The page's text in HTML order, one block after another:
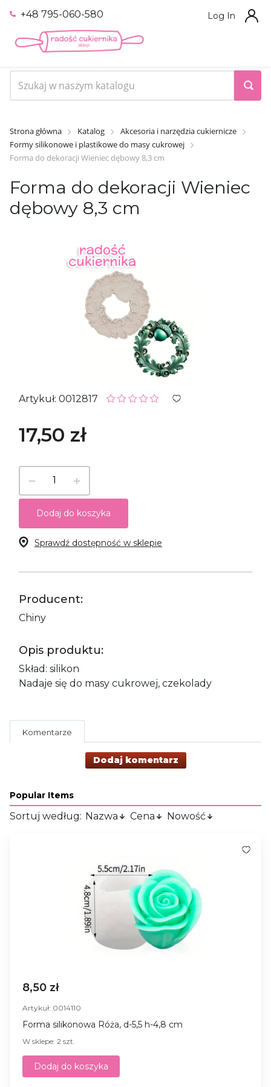
+48 795-060-580 Log In
Strona główna Katalog
Akcesoria i narzędzia cukiernicze
Formy silikonowe i plastikowe do masy cukrowej
Forma do dekoracji Wieniec dębowy 8,3 cm
Forma do dekoracji Wieniec
dębowy 8,3 cm
Artykuł: 0012817
17,50 zł
Dodaj do koszyka
Sprawdź dostępność w sklepie
Producent:
Chiny
Opis produktu:
Skład: silikon
Nadaje się do masy cukrowej, czekolady
Komentarze
Dodaj komentarz
Popular Items
Sortuj według: Nazwa Cena Nowość
8,50 zł
Artykuł: 0014110
Forma silikonowa Róża, d-5,5 h-4,8 cm
W sklepe: 2 szt.
Dodaj do koszyka